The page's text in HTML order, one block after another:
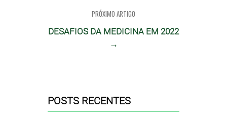
PRÓXIMO ARTIGO
DESAFIOS DA MEDICINA EM 2022
→
POSTS RECENTES